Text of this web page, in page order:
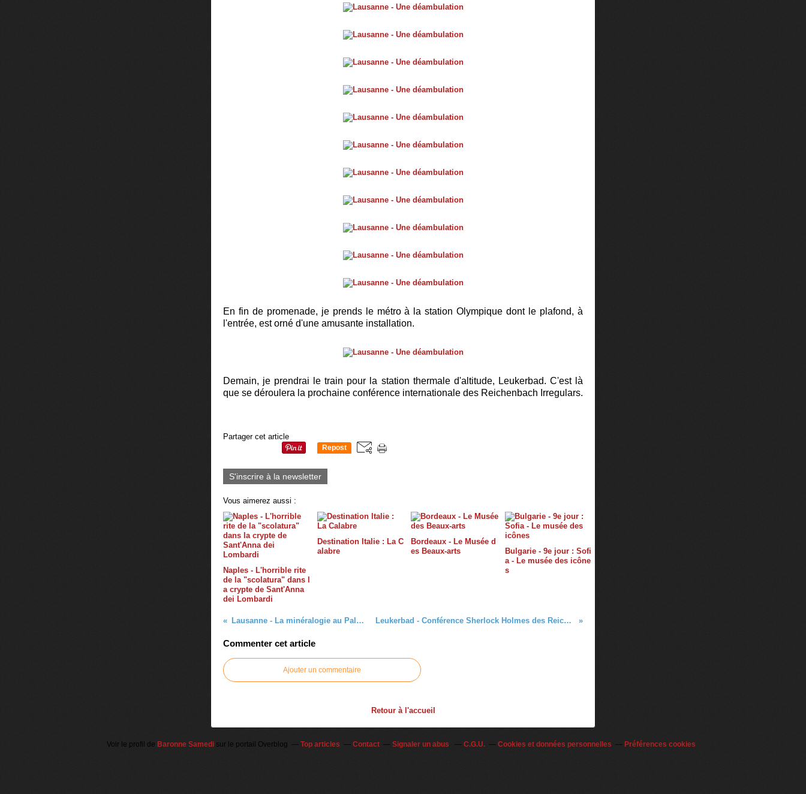
En fin de promenade, je prends le métro à la station Olympique dont le plafond, à
l'entrée, est orné d'une amusante installation.
Demain, je prendrai le train pour la station thermale d'altitude, Leukerbad. C'est là
que se déroulera la prochaine conférence internationale des Reichenbach Irregulars.
Partager cet article
Repost
S'inscrire à la newsletter
Vous aimerez aussi :
Naples - L'horrible rite
de la "scolatura" dans l
a crypte de Sant'Anna
dei Lombardi
Destination Italie : La C
alabre
Bordeaux - Le Musée d
es Beaux-arts
Bulgarie - 9e jour : Sofi
a - Le musée des icône
s
Lausanne - La minéralogie au Palais de Rumine Leukerbad - Conférence Sherlock Holmes des Reichenbach Irregulars
Commenter cet article
Ajouter un commentaire
Retour à l'accueil
Voir le profil de Baronne Samedi sur le portail Overblog Top articles Contact Signaler un abus C.G.U. Cookies et données personnelles Préférences cookies